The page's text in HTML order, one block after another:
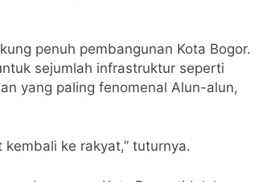
penuh pembangunan Kota Bogor.
sejumlah infrastruktur seperti
yang paling fenomenal Alun-alun,
ke rakyat,” tuturnya.